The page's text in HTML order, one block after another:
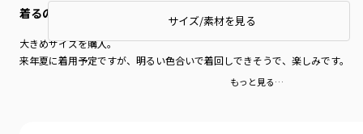
着るのが楽しみ
大きめサイズを購入。
来年夏に着用予定ですが、明るい色合いで着回しできそうで、楽しみです。
もっと見る…
サイズ/素材を見る